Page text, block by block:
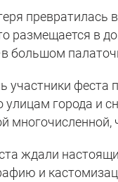
размещается в
большом
участники феста
улицам города и
ждали
и